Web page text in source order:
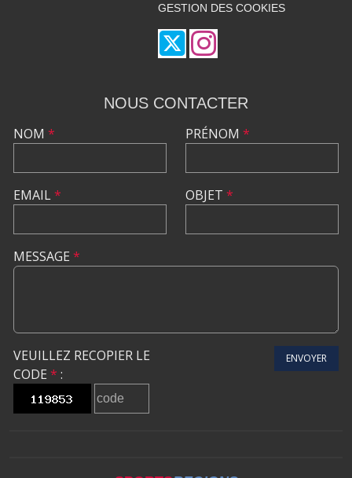
GESTION DES COOKIES
NOUS CONTACTER
NOM *
EMAIL*
PRÉNOM *
OBJET *
MESSAGE *
VEUILLEZ RECOPIER LE
CODE * :
ENVOYER